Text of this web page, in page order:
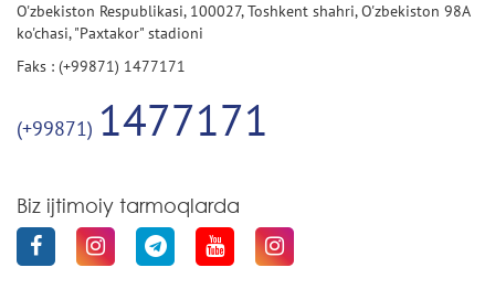
O'zbekiston Respublikasi, 100027, Toshkent shahri, O'zbekiston 98A
ko'chasi, "Paxtakor" stadioni
Faks : (+99871) 1477171
(+99871) 1477171
Biz ijtimoiy tarmoqlarda